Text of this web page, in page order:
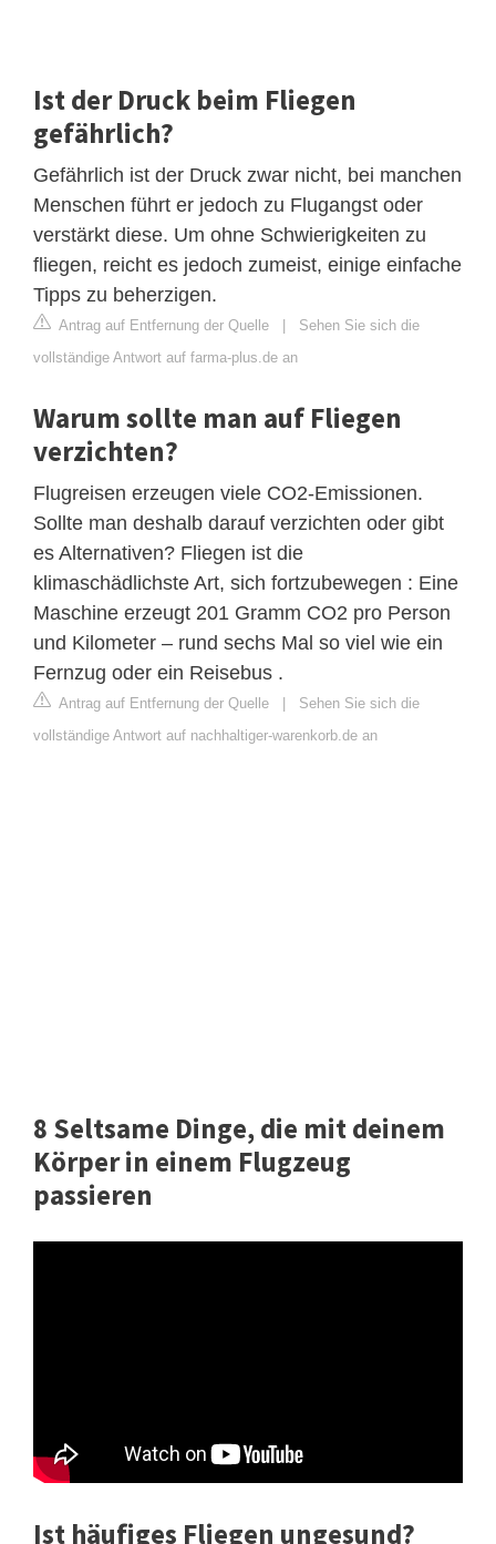
Ist der Druck beim Fliegen
gefährlich?
Gefährlich ist der Druck zwar nicht, bei manchen
Menschen führt er jedoch zu Flugangst oder
verstärkt diese. Um ohne Schwierigkeiten zu
fliegen, reicht es jedoch zumeist, einige einfache
Tipps zu beherzigen.
Antrag auf Entfernung der Quelle
Sehen Sie sich die
vollständige Antwort auf farma-plus.de an
Warum sollte man auf Fliegen
verzichten?
Flugreisen erzeugen viele CO2-Emissionen.
Sollte man deshalb darauf verzichten oder gibt
es Alternativen? Fliegen ist die
klimaschädlichste Art, sich fortzubewegen : Eine
Maschine erzeugt 201 Gramm CO2 pro Person
und Kilometer – rund sechs Mal so viel wie ein
Fernzug oder ein Reisebus .
Antrag auf Entfernung der Quelle
Sehen Sie sich die
vollständige Antwort auf nachhaltiger-warenkorb.de an
8 Seltsame Dinge, die mit deinem
Körper in einem Flugzeug
passieren
Ist häufiges Fliegen ungesund?